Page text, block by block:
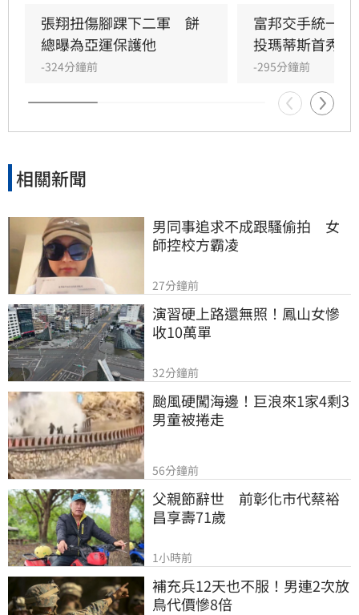
張翔扭傷腳踝下二軍　餅
總曝為亞運保護他
-324分鐘前
富邦交手統一
投瑪蒂斯首秀泡
-295分鐘前
相關新聞
男同事追求不成跟騷偷拍　女
師控校方霸凌
27分鐘前
演習硬上路還無照！鳳山女慘
收10萬單
32分鐘前
颱風硬闖海邊！巨浪來1家4剩3
男童被捲走
56分鐘前
父親節辭世　前彰化市代蔡裕
昌享壽71歲
1小時前
補充兵12天也不服！男連2次放
鳥代價慘8倍